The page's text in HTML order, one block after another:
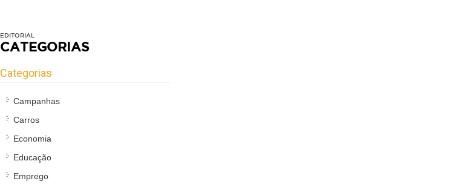
EDITORIAL
CATEGORIAS
Categorias
Campanhas
Carros
Economia
Educação
Emprego